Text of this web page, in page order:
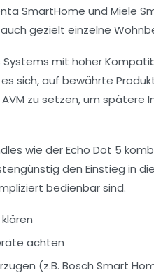
SmartHome und Miele
gezielt einzelne
Systems mit hoher
sich, auf bewährte
zu setzen, um spätere
wie der Echo Dot 5
den Einstieg in
bedienbar sind.
achten
(z.B. Bosch Smart